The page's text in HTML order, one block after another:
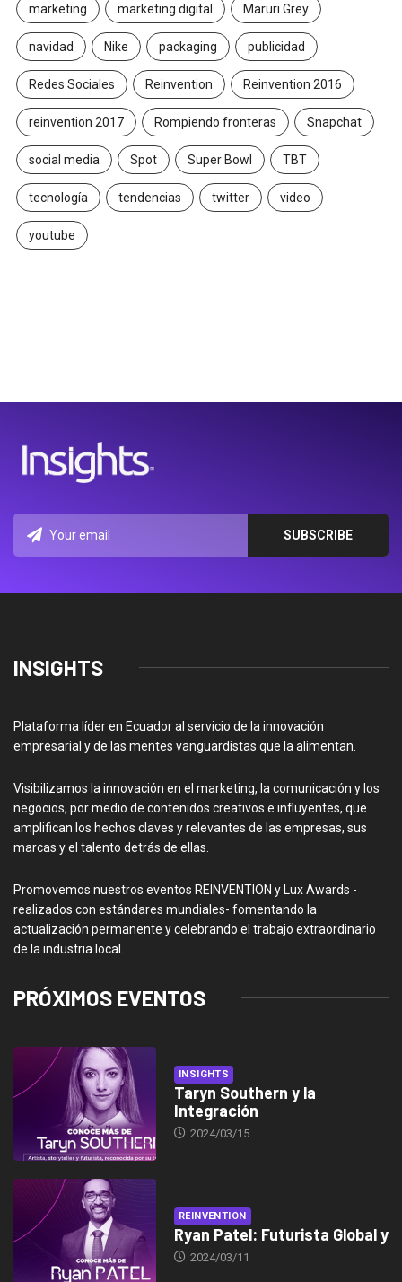
marketing marketing digital Maruri Grey
navidad Nike packaging publicidad
Redes Sociales Reinvention Reinvention 2016
reinvention 2017 Rompiendo fronteras Snapchat
social media Spot Super Bowl TBT
tecnología tendencias twitter video
youtube
INSIGHTS
Plataforma líder en Ecuador al servicio de la innovación
empresarial y de las mentes vanguardistas que la alimentan.
Visibilizamos la innovación en el marketing, la comunicación y los
negocios, por medio de contenidos creativos e influyentes, que
amplifican los hechos claves y relevantes de las empresas, sus
marcas y el talento detrás de ellas.
Promovemos nuestros eventos REINVENTION y Lux Awards -
realizados con estándares mundiales- fomentando la
actualización permanente y celebrando el trabajo extraordinario
de la industria local.
PRÓXIMOS EVENTOS
INSIGHTS
Taryn Southern y la
Integración
2024/03/15
REINVENTION
Ryan Patel: Futurista Global y
2024/03/11